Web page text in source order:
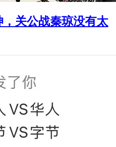
关公战秦琼没有太